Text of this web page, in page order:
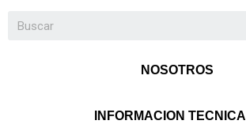
NOSOTROS
INFORMACION TECNICA